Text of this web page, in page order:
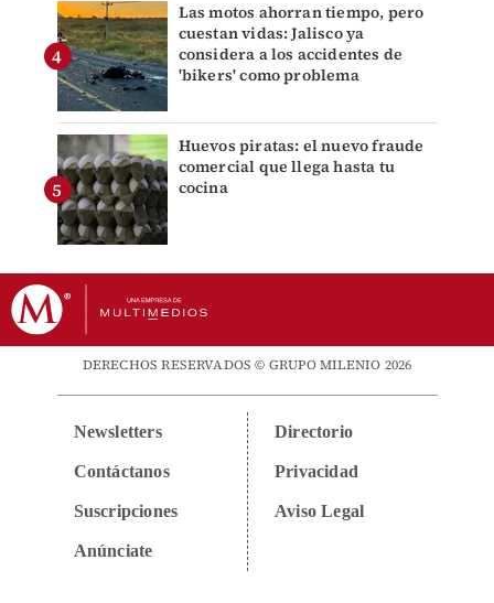
Las motos ahorran tiempo, pero
cuestan vidas: Jalisco ya
considera a los accidentes de
'bikers' como problema
Huevos piratas: el nuevo fraude
comercial que llega hasta tu
cocina
DERECHOS RESERVADOS © GRUPO MILENIO 2026
Newsletters
Contáctanos
Suscripciones
Anúnciate
Directorio
Privacidad
Aviso Legal